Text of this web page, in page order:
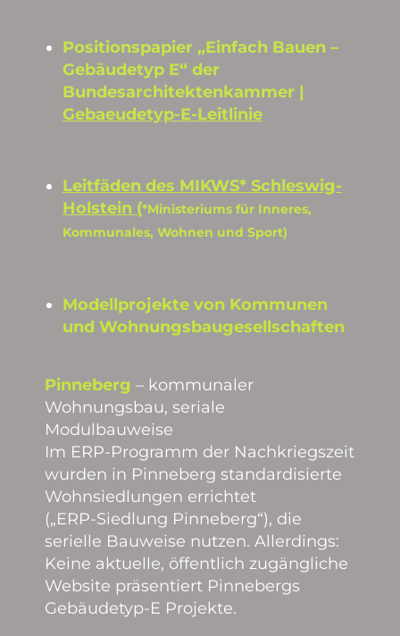
Positionspapier „Einfach Bauen –
Gebäudetyp E“ der
Bundesarchitektenkammer |
Gebaeudetyp-E-Leitlinie
Leitfäden des MIKWS* Schleswig-
Holstein (*Ministeriums für Inneres,
Kommunales, Wohnen und Sport)
Modellprojekte von Kommunen
und Wohnungsbaugesellschaften
Pinneberg – kommunaler
Wohnungsbau, seriale
Modulbauweise
Im ERP‑Programm der Nachkriegszeit
wurden in Pinneberg standardisierte
Wohnsiedlungen errichtet
(„ERP‑Siedlung Pinneberg“), die
serielle Bauweise nutzen. Allerdings:
Keine aktuelle, öffentlich zugängliche
Website präsentiert Pinnebergs
Gebäudetyp‑E Projekte.